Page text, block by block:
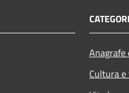
Cultura